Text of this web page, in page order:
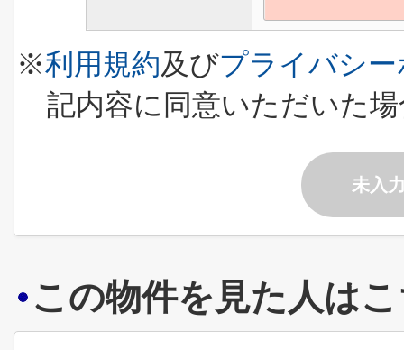
※利用規約及びプライバシ
記内容に同意いただいた
未入
この物件を見た人は